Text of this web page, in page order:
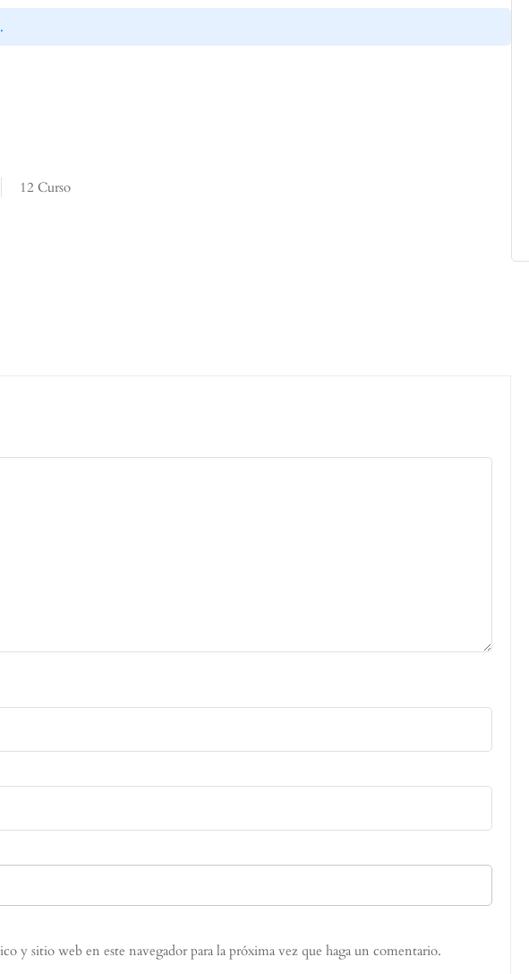
12 Curso
y sitio web en este navegador para la próxima vez que haga un comentario.